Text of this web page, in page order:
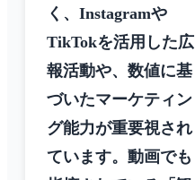
く、Instagramや
TikTokを活用した広
報活動や、数値に基
づいたマーケティン
グ能力が重要視され
ています。動画でも